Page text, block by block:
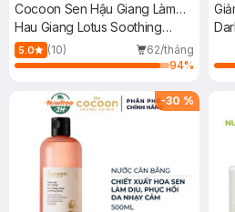
Cocoon Sen Hậu Giang Làm
Dịu Da Nhạy Cảm 310ml
Hau Giang Lotus Soothing
Toner
5.0 (10)
62/tháng
94%
-30 %